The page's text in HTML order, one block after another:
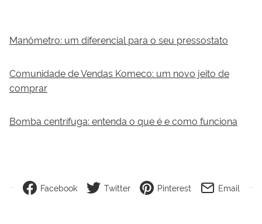
Manômetro: um diferencial para o seu pressostato
Comunidade de Vendas Komeco: um novo jeito de
comprar
Bomba centrífuga: entenda o que é e como funciona
Facebook Twitter Pinterest Email